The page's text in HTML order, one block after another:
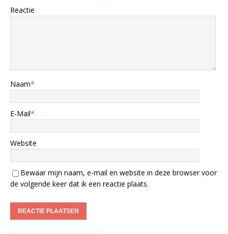
Reactie
Naam*
E-Mail*
Website
Bewaar mijn naam, e-mail en website in deze browser voor
de volgende keer dat ik een reactie plaats.